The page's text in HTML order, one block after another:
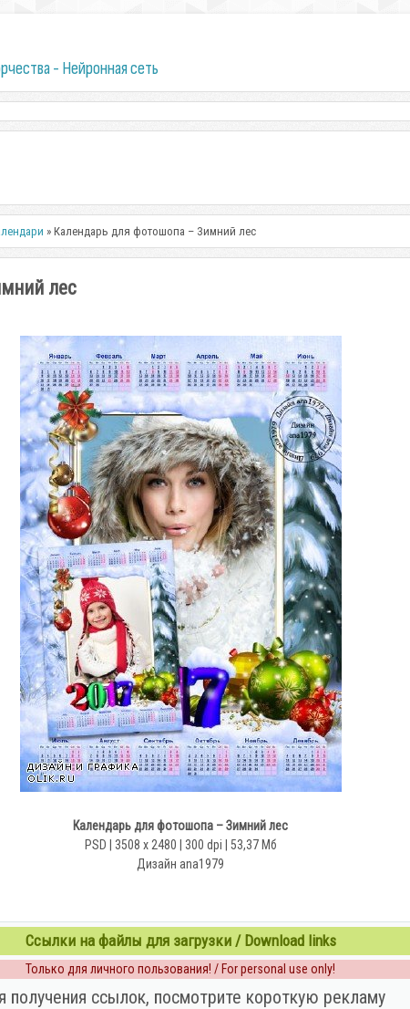
- Нейронная сеть
» Календарь для фотошопа – Зимний лес
лес
Календарь для фотошопа – Зимний лес
PSD | 3508 x 2480 | 300 dpi | 53,37 Мб
Дизайн аnа1979
Ссылки на файлы для загрузки / Download links
Только для личного пользования! / For personal use only!
получения ссылок, посмотрите короткую рекламу